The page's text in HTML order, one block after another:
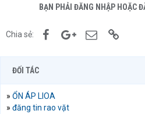
BẠN PHẢI ĐĂNG NHẬP HOẶC
Chia sẻ: FacebookGoogle+Email
ĐỐI TÁC
» ỔN ÁP LIOA
» đăng tin rao vặt